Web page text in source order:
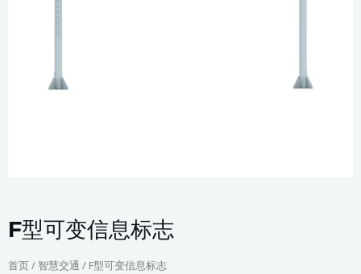
F型可变信息标志
首页/ 智慧交通 / F型可变信息标志